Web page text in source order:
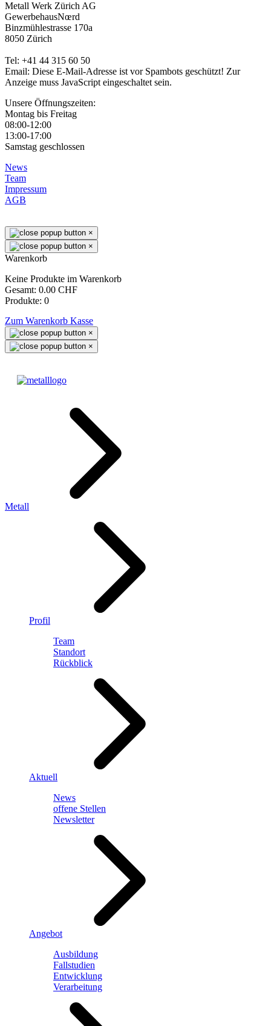
Metall Werk Zürich AG
GewerbehausNœrd
Binzmühlestrasse 170a
8050 Zürich
Tel: +41 44 315 60 50
Email: Diese E-Mail-Adresse ist vor Spambots geschützt! Zur
Anzeige muss JavaScript eingeschaltet sein.
Unsere Öffnungszeiten:
Montag bis Freitag
08:00-12:00
13:00-17:00
Samstag geschlossen
News
Team
Impressum
AGB
×
×
Warenkorb
Keine Produkte im Warenkorb
Gesamt: 0.00 CHF
Produkte: 0
Zum Warenkorb Kasse
×
×
Metall
Profil
Team
Standort
Rückblick
Aktuell
News
offene Stellen
Newsletter
Angebot
Ausbildung
Fallstudien
Entwicklung
Verarbeitung